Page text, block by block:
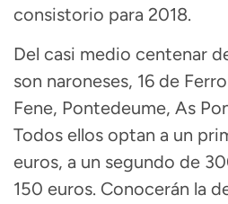
consistorio para 2018.
Del casi medio centenar
son naroneses, 16 de
Fene, Pontedeume, As
Todos ellos optan a un
euros, a un segundo de
150 euros. Conocerán la